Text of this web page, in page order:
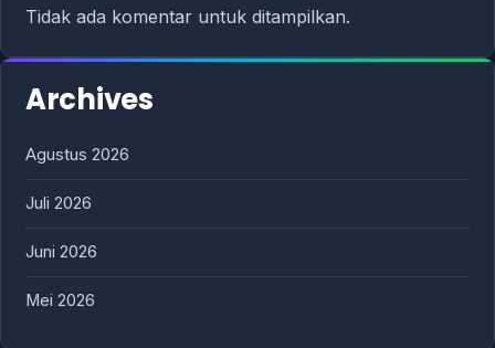
Tidak ada komentar untuk ditampilkan.
Archives
Agustus 2026
Juli 2026
Juni 2026
Mei 2026